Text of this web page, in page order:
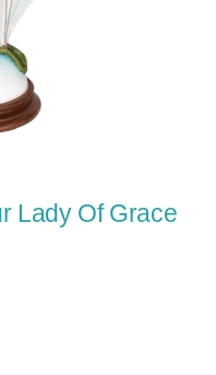
Lady Of Grace